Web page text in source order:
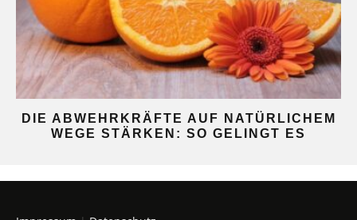
DIE ABWEHRKRÄFTE AUF NATÜRLICHEM
WEGE STÄRKEN: SO GELINGT ES